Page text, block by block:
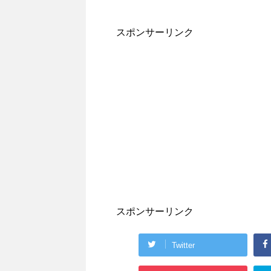
スポンサーリンク
スポンサーリンク
Twitter